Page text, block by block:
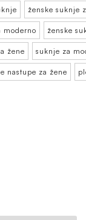
ženske suknje
moderno ženske
žene suknje za
nastupe za žene